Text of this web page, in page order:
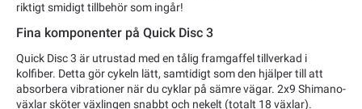
riktigt smidigt tillbehör som ingår!
Fina komponenter på Quick Disc 3
Quick Disc 3 är utrustad med en tålig framgaffel tillverkad i
kolfiber. Detta gör cykeln lätt, samtidigt som den hjälper till att
absorbera vibrationer när du cyklar på sämre vägar. 2x9 Shimano-
växlar sköter växlingen snabbt och nekelt (totalt 18 växlar).